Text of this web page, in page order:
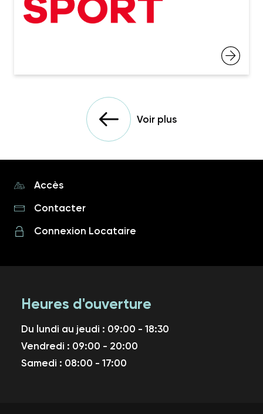
Voir plus
Accès
Contacter
Connexion Locataire
Heures d'ouverture
Du lundi au jeudi : 09:00 - 18:30
Vendredi : 09:00 - 20:00
Samedi : 08:00 - 17:00